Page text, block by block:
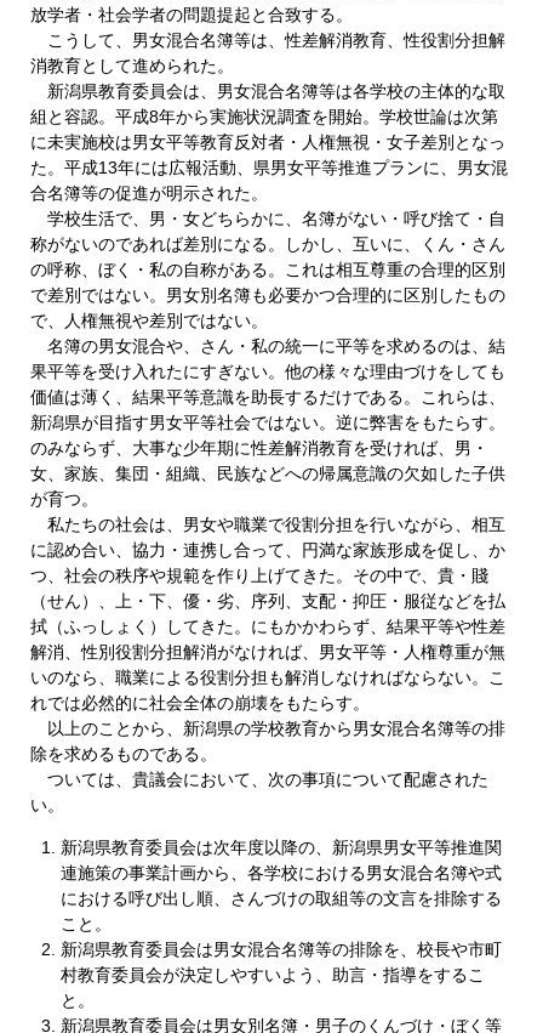
放学者・社会学者の問題提起と合致する。
こうして、男女混合名簿等は、性差解消教育、性役割分担解
消教育として進められた。
新潟県教育委員会は、男女混合名簿等は各学校の主体的な取
組と容認。平成8年から実施状況調査を開始。学校世論は次第
に未実施校は男女平等教育反対者・人権無視・女子差別となっ
た。平成13年には広報活動、県男女平等推進プランに、男女混
合名簿等の促進が明示された。
学校生活で、男・女どちらかに、名簿がない・呼び捨て・自
称がないのであれば差別になる。しかし、互いに、くん・さん
の呼称、ぼく・私の自称がある。これは相互尊重の合理的区別
で差別ではない。男女別名簿も必要かつ合理的に区別したもの
で、人権無視や差別ではない。
名簿の男女混合や、さん・私の統一に平等を求めるのは、結
果平等を受け入れたにすぎない。他の様々な理由づけをしても
価値は薄く、結果平等意識を助長するだけである。これらは、
新潟県が目指す男女平等社会ではない。逆に弊害をもたらす。
のみならず、大事な少年期に性差解消教育を受ければ、男・
女、家族、集団・組織、民族などへの帰属意識の欠如した子供
が育つ。
私たちの社会は、男女や職業で役割分担を行いながら、相互
に認め合い、協力・連携し合って、円満な家族形成を促し、か
つ、社会の秩序や規範を作り上げてきた。その中で、貴・賤
（せん）、上・下、優・劣、序列、支配・抑圧・服従などを払
拭（ふっしょく）してきた。にもかかわらず、結果平等や性差
解消、性別役割分担解消がなければ、男女平等・人権尊重が無
いのなら、職業による役割分担も解消しなければならない。こ
れでは必然的に社会全体の崩壊をもたらす。
以上のことから、新潟県の学校教育から男女混合名簿等の排
除を求めるものである。
ついては、貴議会において、次の事項について配慮された
い。
新潟県教育委員会は次年度以降の、新潟県男女平等推進関
連施策の事業計画から、各学校における男女混合名簿や式
における呼び出し順、さんづけの取組等の文言を排除する
こと。
新潟県教育委員会は男女混合名簿等の排除を、校長や市町
村教育委員会が決定しやすいよう、助言・指導をするこ
と。
新潟県教育委員会は男女別名簿・男子のくんづけ・ぼく等